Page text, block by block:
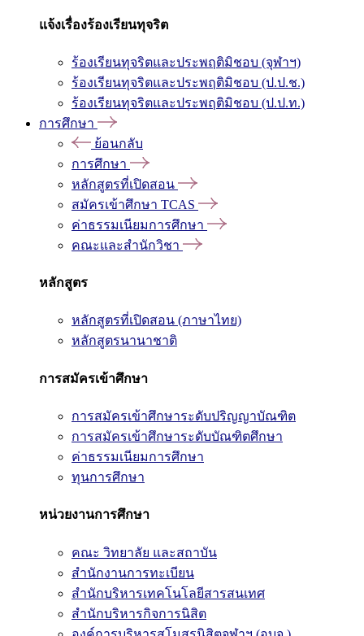
แจ้งเรื่องร้องเรียนทุจริต
ร้องเรียนทุจริตและประพฤติมิชอบ (จุฬาฯ)
ร้องเรียนทุจริตและประพฤติมิชอบ (ป.ป.ช.)
ร้องเรียนทุจริตและประพฤติมิชอบ (ป.ป.ท.)
การศึกษา
ย้อนกลับ
การศึกษา
หลักสูตรที่เปิดสอน
สมัครเข้าศึกษา TCAS
ค่าธรรมเนียมการศึกษา
คณะและสำนักวิชา
หลักสูตร
หลักสูตรที่เปิดสอน (ภาษาไทย)
หลักสูตรนานาชาติ
การสมัครเข้าศึกษา
การสมัครเข้าศึกษาระดับปริญญาบัณฑิต
การสมัครเข้าศึกษาระดับบัณฑิตศึกษา
ค่าธรรมเนียมการศึกษา
ทุนการศึกษา
หน่วยงานการศึกษา
คณะ วิทยาลัย และสถาบัน
สำนักงานการทะเบียน
สำนักบริหารเทคโนโลยีสารสนเทศ
สำนักบริหารกิจการนิสิต